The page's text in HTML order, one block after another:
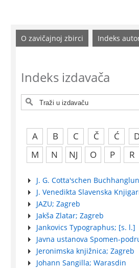
O zavičajnoj zbirci Indeks
Indeks izdavača
A B C Č Ć
M
N NJ O P R
J. G. Cotta'schen
J. Venedikta Slavenska
JAZU; Zagreb
Jakša Zlatar; Zagreb
Jankovics Typographus; [s. l.]
Javna ustanova Spomen-
Jeronimska knjižnica; Zagreb
Johann Sangilla; Warasdin